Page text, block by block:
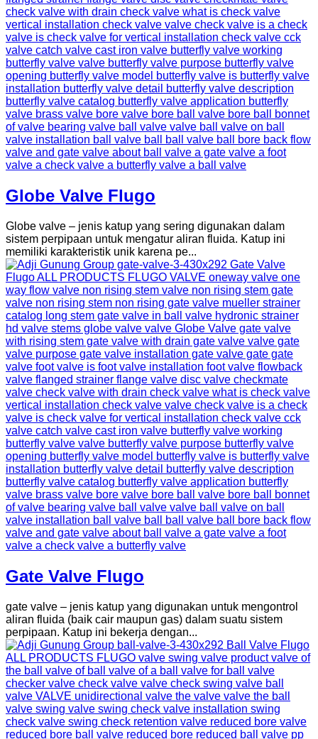
Globe Valve Flugo
Globe valve – jenis katup yang sering digunakan dalam
sistem perpipaan untuk mengatur aliran fluida. Katup ini
memiliki karakteristik unik karena pe...
Gate Valve Flugo
gate valve – jenis katup yang digunakan untuk mengontrol
aliran fluida (baik cair maupun gas) dalam suatu sistem
perpipaan. Katup ini bekerja dengan...